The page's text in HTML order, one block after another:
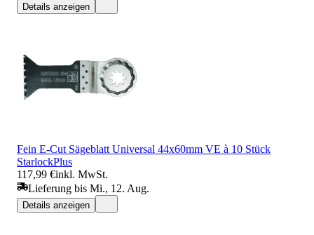
Details anzeigen
Fein E-Cut Sägeblatt Universal 44x60mm VE à 10 Stück
StarlockPlus
117,99 €inkl. MwSt.
Lieferung bis Mi., 12. Aug.
Details anzeigen